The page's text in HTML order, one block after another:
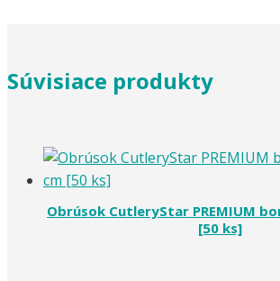
[50
Súvisiace produkty
Obrúsok CutleryStar PREMIUM
[50 ks]